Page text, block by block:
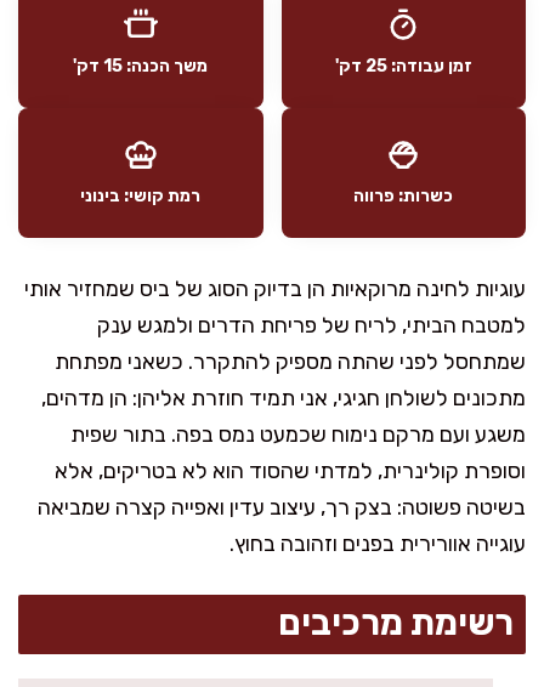
זמן עבודה: 25 דק' משך הכנה: 15 דק'
כשרות: פרווה רמת קושי: בינוני
עוגיות לחינה מרוקאיות הן בדיוק הסוג של ביס שמחזיר אותי
למטבח הביתי, לריח של פריחת הדרים ולמגש ענק
שמתחסל לפני שהתה מספיק להתקרר. כשאני מפתחת
מתכונים לשולחן חגיגי, אני תמיד חוזרת אליהן: הן מדהים,
משגע ועם מרקם נימוח שכמעט נמס בפה. בתור שפית
וסופרת קולינרית, למדתי שהסוד הוא לא בטריקים, אלא
בשיטה פשוטה: בצק רך, עיצוב עדין ואפייה קצרה שמביאה
עוגייה אוורירית בפנים וזהובה בחוץ.
רשימת מרכיבים